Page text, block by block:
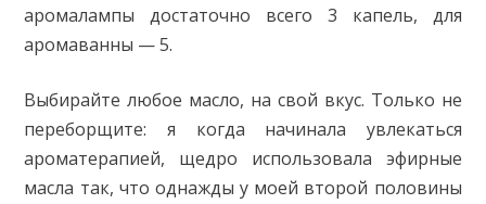
аромалампы достаточно всего 3 капель, для
аромаванны — 5.
Выбирайте любое масло, на свой вкус. Только не
переборщите: я когда начинала увлекаться
ароматерапией, щедро использовала эфирные
масла так, что однажды у моей второй половины